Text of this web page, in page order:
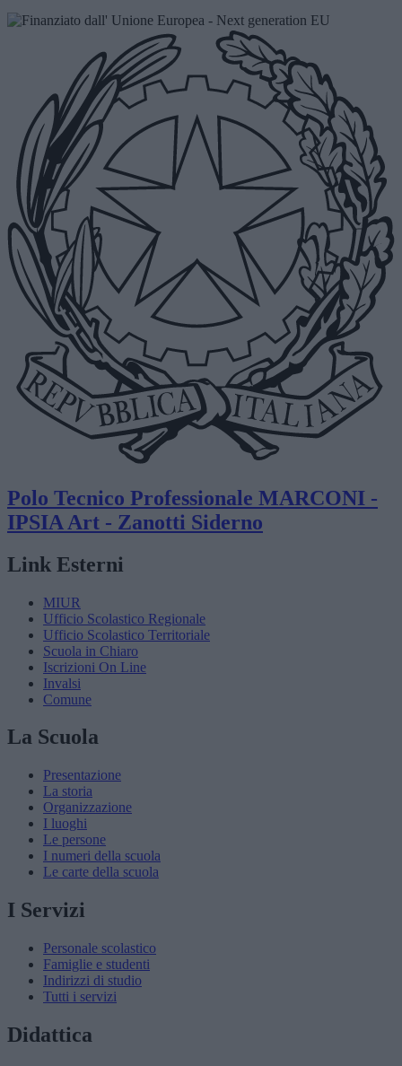
Polo Tecnico Professionale MARCONI -
IPSIA Art - Zanotti Siderno
Link Esterni
MIUR
Ufficio Scolastico Regionale
Ufficio Scolastico Territoriale
Scuola in Chiaro
Iscrizioni On Line
Invalsi
Comune
La Scuola
Presentazione
La storia
Organizzazione
I luoghi
Le persone
I numeri della scuola
Le carte della scuola
I Servizi
Personale scolastico
Famiglie e studenti
Indirizzi di studio
Tutti i servizi
Didattica